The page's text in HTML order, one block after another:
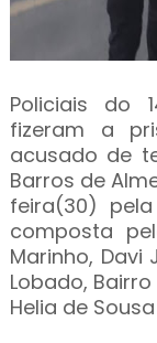
Policiais do
fizeram a
acusado de
Barros de
feira(30)
composta
Marinho, Davi
Lobado,
Helia de